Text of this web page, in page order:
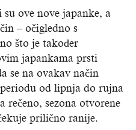
ove nove japanke, a
– očigledno s
što je također
japankama prsti
se na ovakav način
od lipnja do rujna
sezona otvorene
prilično ranije.